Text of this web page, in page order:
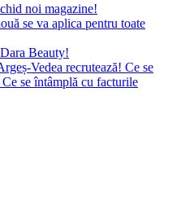
noi magazine!
se va aplica pentru toate
Beauty!
Vedea recrutează! Ce se
se întâmplă cu facturile